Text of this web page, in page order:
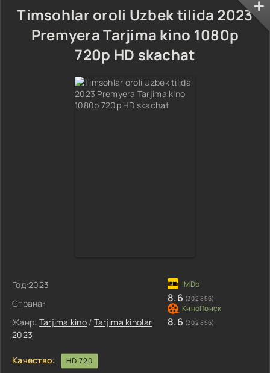
Timsohlar oroli Uzbek tilida 2023
Premyera Tarjima kino 1080p
720p HD skachat
Год:2023
Страна:
Жанр: Tarjima kino / Tarjima kinolar
2023
8.6 (302 856)
8.6 (302 856)
Качество: HD 720